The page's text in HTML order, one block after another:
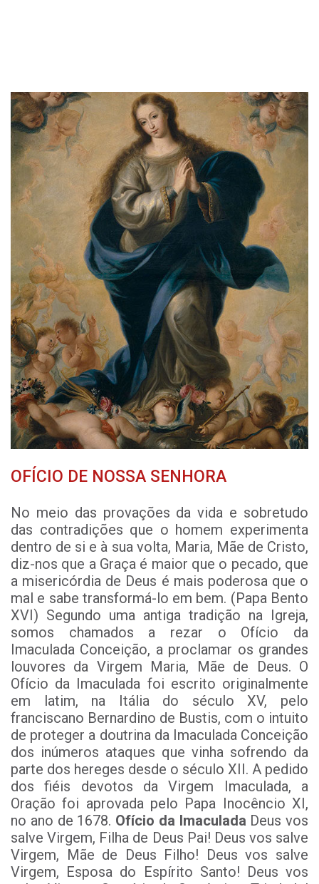
OFÍCIO DE NOSSA SENHORA
No meio das provações da vida e sobretudo
das contradições que o homem experimenta
dentro de si e à sua volta, Maria, Mãe de Cristo,
diz-nos que a Graça é maior que o pecado, que
a misericórdia de Deus é mais poderosa que o
mal e sabe transformá-lo em bem. (Papa Bento
XVI) Segundo uma antiga tradição na Igreja,
somos chamados a rezar o Ofício da
Imaculada Conceição, a proclamar os grandes
louvores da Virgem Maria, Mãe de Deus. O
Ofício da Imaculada foi escrito originalmente
em latim, na Itália do século XV, pelo
franciscano Bernardino de Bustis, com o intuito
de proteger a doutrina da Imaculada Conceição
dos inúmeros ataques que vinha sofrendo da
parte dos hereges desde o século XII. A pedido
dos fiéis devotos da Virgem Imaculada, a
Oração foi aprovada pelo Papa Inocêncio XI,
no ano de 1678. Ofício da Imaculada Deus vos
salve Virgem, Filha de Deus Pai! Deus vos salve
Virgem, Mãe de Deus Filho! Deus vos salve
Virgem, Esposa do Espírito Santo! Deus vos